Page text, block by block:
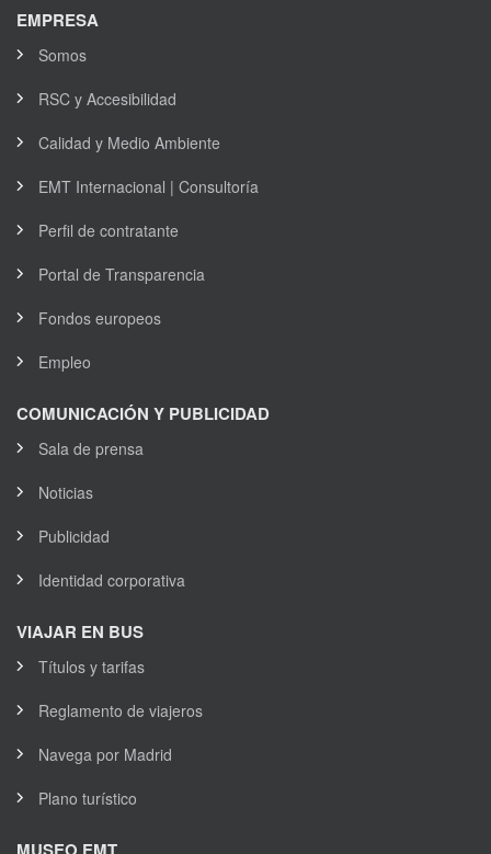
EMPRESA
Somos
RSC y Accesibilidad
Calidad y Medio Ambiente
EMT Internacional | Consultoría
Perfil de contratante
Portal de Transparencia
Fondos europeos
Empleo
COMUNICACIÓN Y PUBLICIDAD
Sala de prensa
Noticias
Publicidad
Identidad corporativa
VIAJAR EN BUS
Títulos y tarifas
Reglamento de viajeros
Navega por Madrid
Plano turístico